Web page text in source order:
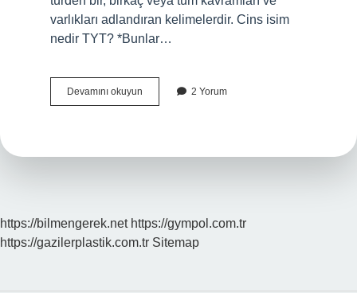
varlıkları adlandıran kelimelerdir. Cins isim
nedir TYT? *Bunlar…
Devamını okuyun
Ismin
2 Yorum
https://bilmengerek.net https://gympol.com.tr
https://gazilerplastik.com.tr Sitemap